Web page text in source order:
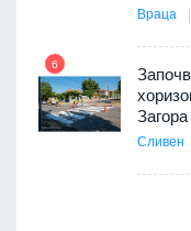
Враца
6
Загора
Сливен